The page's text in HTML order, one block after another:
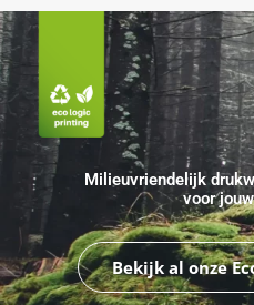
Milieuvriendelijk
voor
Bekijk al onze